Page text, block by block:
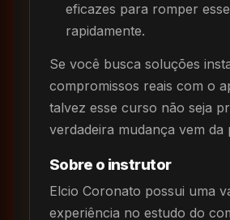
eficazes para romper
rapidamente.
Se você busca soluções
compromissos reais com o
talvez esse curso não seja
verdadeira mudança vem da
Sobre o instrutor
Elcio Coronato possui uma
experiência no estudo do